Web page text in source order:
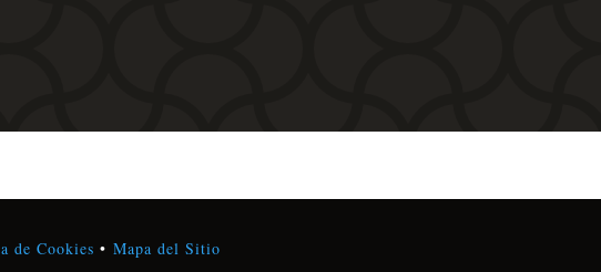
de Cookies • Mapa del Sitio